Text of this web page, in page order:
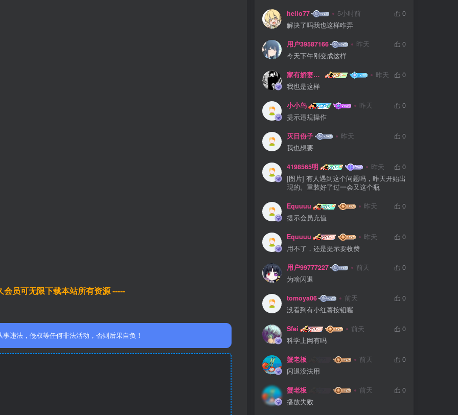
会员可无限下载本站所有资源 -----
违法，侵权等任何非法活动，否则后果自负！
hello77 5小时前
0
解决了吗我也这样咋弄
用户39587166 昨天
0
今天下午刚变成这样
家有娇妻扁鹊难医 昨天
0
我也是这样
小小鸟 昨天
0
提示违规操作
灭日份子 昨天
0
我也想要
4198565明 昨天
0
[图片] 有人遇到这个问题吗，昨天开始出
现的。重装好了过一会又这个瓶
Equuuu 昨天
0
提示会员充值
Equuuu 昨天
0
用不了，还是提示要收费
用户99777227 前天
0
为啥闪退
tomoya06 前天
0
没看到有小红薯按钮喔
Sfei 前天
0
科学上网有吗
蟹老板 前天
0
闪退没法用
蟹老板 前天
0
播放失败